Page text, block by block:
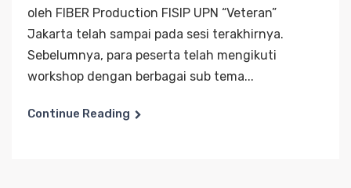
oleh FIBER Production FISIP UPN “Veteran”
Jakarta telah sampai pada sesi terakhirnya.
Sebelumnya, para peserta telah mengikuti
workshop dengan berbagai sub tema...
Continue Reading